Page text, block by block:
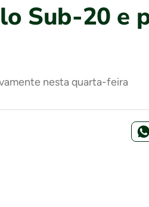
Sub-20 e
nesta quarta-feira